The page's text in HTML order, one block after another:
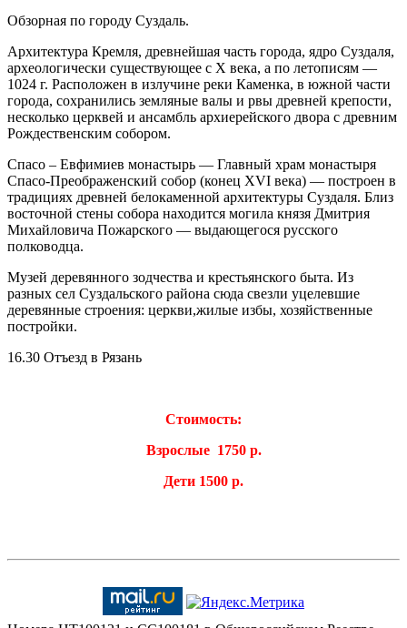
Обзорная по городу Суздаль.
Архитектура Кремля, древнейшая часть города, ядро Суздаля,
археологически существующее с X века, а по летописям —
1024 г. Расположен в излучине реки Каменка, в южной части
города, сохранились земляные валы и рвы древней крепости,
несколько церквей и ансамбль архиерейского двора с древним
Рождественским собором.
Спасо – Евфимиев монастырь — Главный храм монастыря
Спасо-Преображенский собор (конец XVI века) — построен в
традициях древней белокаменной архитектуры Суздаля. Близ
восточной стены собора находится могила князя Дмитрия
Михайловича Пожарского — выдающегося русского
полководца.
Музей деревянного зодчества и крестьянского быта. Из
разных сел Суздальского района сюда свезли уцелевшие
деревянные строения: церкви,жилые избы, хозяйственные
постройки.
16.30 Отъезд в Рязань
Стоимость:
Взрослые 1750 р.
Дети 1500 р.